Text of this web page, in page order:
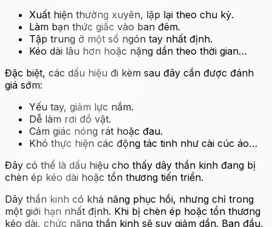
Xuất hiện thường xuyên, lặp lại theo chu kỳ.
Làm bạn thức giấc vào ban đêm.
Tập trung ở một số ngón tay nhất định.
Kéo dài lâu hơn hoặc nặng dần theo thời gian…
Đặc biệt, các dấu hiệu đi kèm sau đây cần được đánh
giá sớm:
Yếu tay, giảm lực nắm.
Dễ làm rơi đồ vật.
Cảm giác nóng rát hoặc đau.
Khó thực hiện các động tác tinh như cài cúc áo…
Đây có thể là dấu hiệu cho thấy dây thần kinh đang bị
chèn ép kéo dài hoặc tổn thương tiến triển.
Dây thần kinh có khả năng phục hồi, nhưng chỉ trong
một giới hạn nhất định. Khi bị chèn ép hoặc tổn thương
kéo dài, chức năng thần kinh sẽ suy giảm dần. Ban đầu,